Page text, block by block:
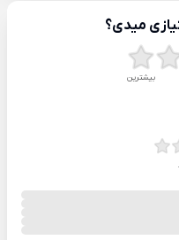
میدی؟
بیشترین